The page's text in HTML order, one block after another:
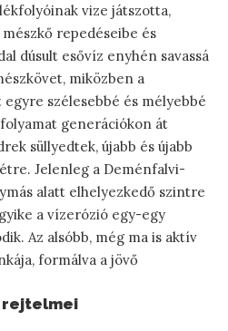
vize játszotta,
repedéseibe és
dúsult esővíz enyhén savassá
miközben a
szélesebbé és mélyebbé
generációkon át
süllyedtek, újabb és újabb
Jelenleg a Deménfalvi-
alatt elhelyezkedő szintre
a vízerózió egy-egy
Az alsóbb, még ma is aktív
formálva a jövő
rejtelmei